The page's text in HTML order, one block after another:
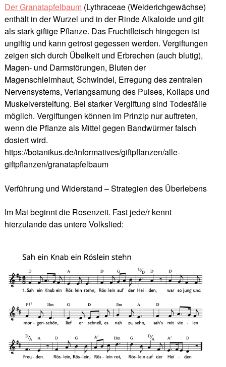
Der Granatapfelbaum (Lythraceae (Weiderichgewächse)
enthält in der Wurzel und in der Rinde Alkaloide und gilt
als stark giftige Pflanze. Das Fruchtfleisch hingegen ist
ungiftig und kann getrost gegessen werden. Vergiftungen
zeigen sich durch Übelkeit und Erbrechen (auch blutig),
Magen- und Darmstörungen, Bluten der
Magenschleimhaut, Schwindel, Erregung des zentralen
Nervensystems, Verlangsamung des Pulses, Kollaps und
Muskelversteifung. Bei starker Vergiftung sind Todesfälle
möglich. Vergiftungen können im Prinzip nur auftreten,
wenn die Pflanze als Mittel gegen Bandwürmer falsch
dosiert wird.
https://botanikus.de/informatives/giftpflanzen/alle-
giftpflanzen/granatapfelbaum
Verführung und Widerstand – Strategien des Überlebens
Im Mai beginnt die Rosenzeit. Fast jede/r kennt
hierzulande das untere Volkslied: